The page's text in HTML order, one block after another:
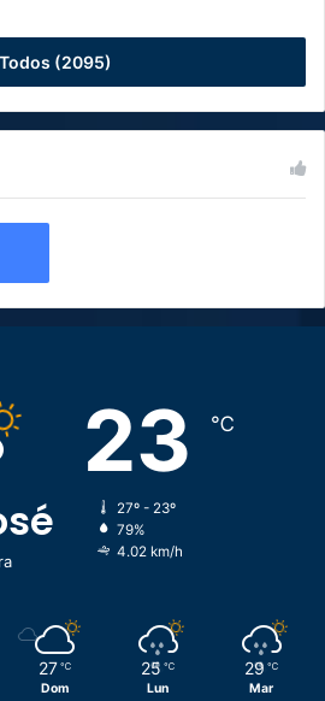
Todos (2095)
23 ℃
27º - 23º
79%
4.02 km/h
27 ℃
Dom
25 ℃
Lun
29 ℃
Mar